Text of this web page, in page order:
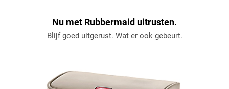
Nu met Rubbermaid uitrusten.
Blijf goed uitgerust. Wat er ook gebeurt.